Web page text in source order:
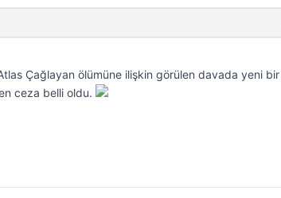
Çağlayan ölümüne ilişkin görülen davada yeni bir
ceza belli oldu.